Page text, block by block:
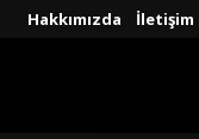
Hakkımızda İletişim